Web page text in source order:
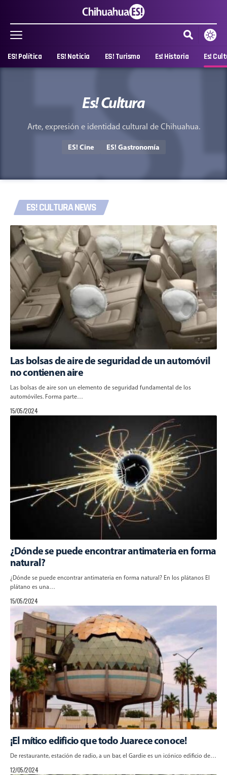
ES! Política ES! Noticia ES! Turismo Es! Historia Es!
Es! Cultura
Arte, expresión e identidad cultural de Chihuahua.
ES! Cine ES! Gastronomía
ES! CULTURA NEWS
Las bolsas de aire de seguridad de un automóvil
no contienen aire
Las bolsas de aire son un elemento de seguridad fundamental de los
automóviles. Forma parte…
15/05/2024
¿Dónde se puede encontrar antimateria en forma
natural?
¿Dónde se puede encontrar antimateria en forma natural? En los plátanos El
plátano es una…
15/05/2024
¡El mítico edificio que todo Juarece conoce!
De restaurante, estación de radio, a un bar, el Gardie es un icónico edificio de…
12/05/2024